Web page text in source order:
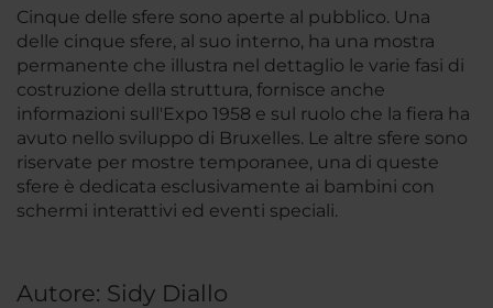
Cinque delle sfere sono aperte al pubblico. Una
delle cinque sfere, al suo interno, ha una mostra
permanente che illustra nel dettaglio le varie fasi di
costruzione della struttura, fornisce anche
informazioni sull'Expo 1958 e sul ruolo che la fiera ha
avuto nello sviluppo di Bruxelles. Le altre sfere sono
riservate per mostre temporanee, una di queste
sfere è dedicata esclusivamente ai bambini con
schermi interattivi ed eventi speciali.
Autore: Sidy Diallo